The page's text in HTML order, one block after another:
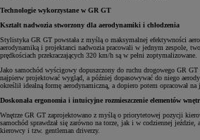
Technologie wykorzystane w GR GT
Kształt nadwozia stworzony dla aerodynamiki i chłodzenia
Stylistyka GR GT powstała z myślą o maksymalnej efektywności
aerodynamiką i projektanci nadwozia pracowali w jednym zespole,
prędkościach przekraczających 320 km/h są w pełni zoptymalizowane.
Jako samochód wyścigowy dopuszczony do ruchu drogowego GR
najpierw projektować wygląd, a później dopasowywać do niego
określił idealną formę aerodynamiczną, a dopiero potem opracował
Doskonała ergonomia i intuicyjne rozmieszczenie elementów
Wnętrze GR GT zaprojektowano z myślą o priorytetowej pozycji
samochód sprawdzał się zarówno na torze, jak i w codziennej
kierowcy i tzw. gentleman driverzy.